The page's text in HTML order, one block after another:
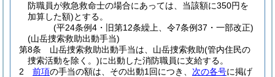
防職員が救急救命士の場合にあっては、当該額に350円を
加算した額)とする。
(平24条例4・旧第12条繰上、令7条例37・一部改正)
(山岳捜索救助出動手当)
第8条
山岳捜索救助出動手当は、山岳捜索救助(管内住民の
捜索活動を除く。)に出動した消防職員に支給する。
2
前項の手当の額は、その出動1回につき、 次の各号に掲げ